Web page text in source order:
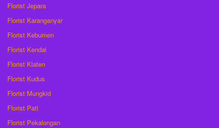
Florist Jepara
Florist Karanganyar
Florist Kebumen
Florist Kendal
Florist Klaten
Florist Kudus
Florist Mungkid
Florist Pati
Florist Pekalongan